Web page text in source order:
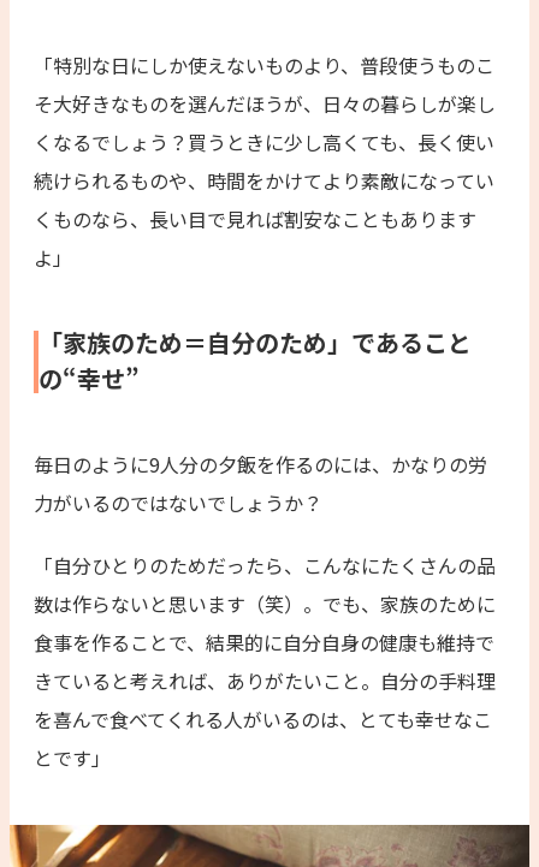
「特別な日にしか使えないものより、普段使うものこ
そ大好きなものを選んだほうが、日々の暮らしが楽し
くなるでしょう？買うときに少し高くても、長く使い
続けられるものや、時間をかけてより素敵になってい
くものなら、長い目で見れば割安なこともあります
よ」
「家族のため＝自分のため」であること
の“幸せ”
毎日のように9人分の夕飯を作るのには、かなりの労
力がいるのではないでしょうか？
「自分ひとりのためだったら、こんなにたくさんの品
数は作らないと思います（笑）。でも、家族のために
食事を作ることで、結果的に自分自身の健康も維持で
きていると考えれば、ありがたいこと。自分の手料理
を喜んで食べてくれる人がいるのは、とても幸せなこ
とです」